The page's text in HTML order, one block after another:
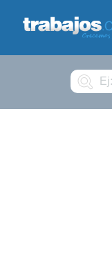
Buscar